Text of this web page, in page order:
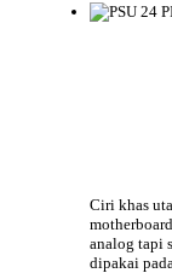
Ciri khas
analog tapi
dipakai